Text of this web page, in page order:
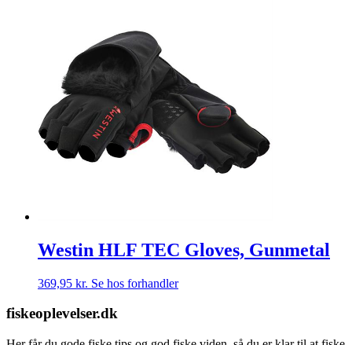
Westin HLF TEC Gloves, Gunmetal
369,95 kr. Se hos forhandler
fiskeoplevelser.dk